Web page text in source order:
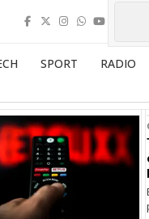
SPORT RADIO